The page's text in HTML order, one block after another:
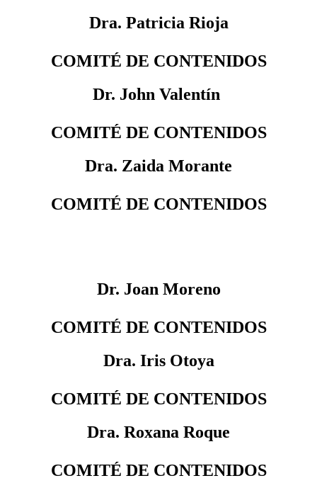
Dra. Patricia Rioja
COMITÉ DE CONTENIDOS
Dr. John Valentín
COMITÉ DE CONTENIDOS
Dra. Zaida Morante
COMITÉ DE CONTENIDOS
Dr. Joan Moreno
COMITÉ DE CONTENIDOS
Dra. Iris Otoya
COMITÉ DE CONTENIDOS
Dra. Roxana Roque
COMITÉ DE CONTENIDOS